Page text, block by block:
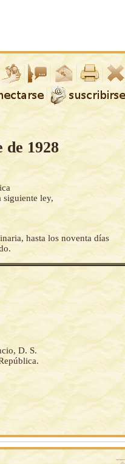
1928
siguiente ley,
hasta los noventa días
D. S.